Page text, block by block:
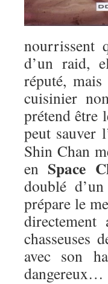
nourrissent
d’un raid,
réputé,
cuisinier
prétend être
peut sauver
Shin Chan
en Space
doublé
prépare le
chasseuses
avec son
dangereux…